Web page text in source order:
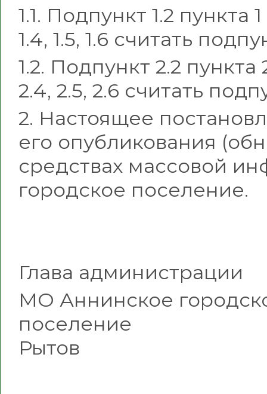
1.1. Подпункт 1.2 пункта
1.4, 1.5, 1.6 считать
1.2. Подпункт 2.2
2.4, 2.5, 2.6 считать
2. Настоящее
его опубликования
средствах массовой
городское поселение.
Глава администрации
МО Аннинское
Рытов